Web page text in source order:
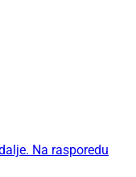
Na rasporedu